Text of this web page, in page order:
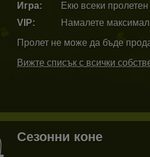
Игра:
Екю всеки
VIP:
Намалете
Пролет не може да бъде
Вижте списък с всички
Сезонни коне